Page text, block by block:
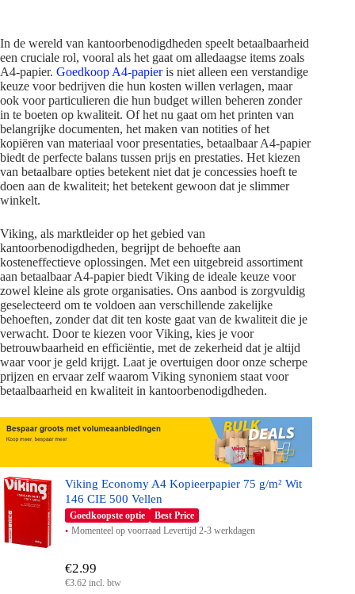
In de wereld van kantoorbenodigdheden speelt betaalbaarheid
een cruciale rol, vooral als het gaat om alledaagse items zoals
A4-papier. Goedkoop A4-papieris niet alleen een verstandige
keuze voor bedrijven die hun kosten willen verlagen, maar
ook voor particulieren die hun budget willen beheren zonder
in te boeten op kwaliteit. Of het nu gaat om het printen van
belangrijke documenten, het maken van notities of het
kopiëren van materiaal voor presentaties, betaalbaar A4-papier
biedt de perfecte balans tussen prijs en prestaties. Het kiezen
van betaalbare opties betekent niet dat je concessies hoeft te
doen aan de kwaliteit; het betekent gewoon dat je slimmer
winkelt.
Viking, als marktleider op het gebied van
kantoorbenodigdheden, begrijpt de behoefte aan
kosteneffectieve oplossingen. Met een uitgebreid assortiment
aan betaalbaar A4-papier biedt Viking de ideale keuze voor
zowel kleine als grote organisaties. Ons aanbod is zorgvuldig
geselecteerd om te voldoen aan verschillende zakelijke
behoeften, zonder dat dit ten koste gaat van de kwaliteit die je
verwacht. Door te kiezen voor Viking, kies je voor
betrouwbaarheid en efficiëntie, met de zekerheid dat je altijd
waar voor je geld krijgt. Laat je overtuigen door onze scherpe
prijzen en ervaar zelf waarom Viking synoniem staat voor
betaalbaarheid en kwaliteit in kantoorbenodigdheden.
Viking Economy A4 Kopieerpapier 75 g/m² Wit
146 CIE 500 Vellen
Goedkoopste optie
Best Price
Momenteel op voorraad Levertijd 2-3 werkdagen
€2.99
€3.62 incl. btw